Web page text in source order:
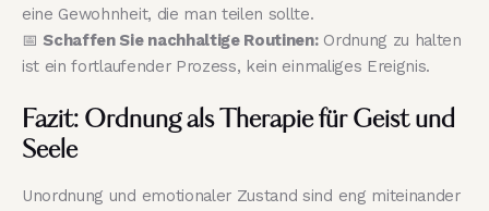
eine Gewohnheit, die man teilen sollte.
📅 Schaffen Sie nachhaltige Routinen:Ordnung zu halten
ist ein fortlaufender Prozess, kein einmaliges Ereignis.
Fazit: Ordnung als Therapie für Geist und
Seele
Unordnung und emotionaler Zustand sind eng miteinander